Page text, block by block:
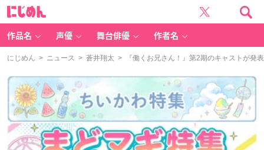
作品名 声優 舞台俳優 作者名
にじめん > ニュース > 蒼井翔太 > 『働くお兄さん！』第2期のキャストが発